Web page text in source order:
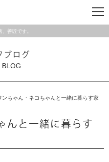
善匠です。
ブログ
BLOG
ンちゃん・ネコちゃんと一緒に暮らす家
んと一緒に暮らす